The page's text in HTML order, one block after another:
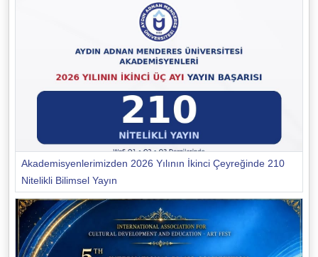
Akademisyenlerimizden 2026 Yılının İkinci Çeyreğinde 210
Nitelikli Bilimsel Yayın